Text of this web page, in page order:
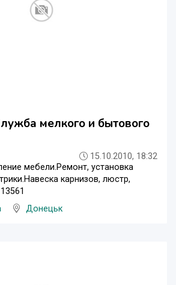
мелкого и бытового
15.10.2010, 18:32
мебели.Ремонт, установка
карнизов, люстр,
Донецьк